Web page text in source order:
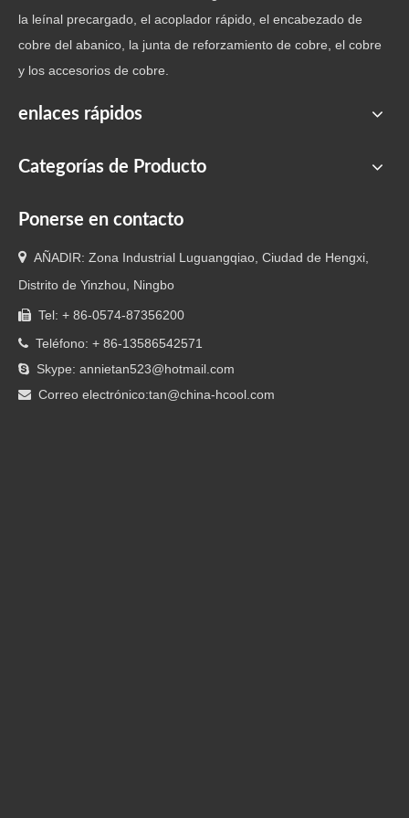
la leínal precargado, el acoplador rápido, el encabezado de
cobre del abanico, la junta de reforzamiento de cobre, el cobre
y los accesorios de cobre.
enlaces rápidos
Categorías de Producto
Ponerse en contacto
 AÑADIR: Zona Industrial Luguangqiao, Ciudad de Hengxi,
Distrito de Yinzhou, Ningbo
 Tel: + 86-0574-87356200
 Teléfono: + 86-13586542571
 Skype: annietan523@hotmail.com
 Correo electrónico:tan@china-hcool.com